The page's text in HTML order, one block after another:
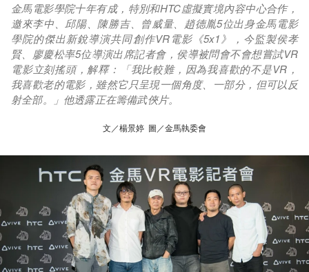
金馬電影學院十年有成，特別和HTC虛擬實境內容中心合作，
邀來李中、邱陽、陳勝吉、曾威量、趙德胤5位出身金馬電影
學院的傑出新銳導演共同創作VR電影《5x1》，今監製侯孝
賢、廖慶松率5位導演出席記者會，侯導被問會不會想嘗試VR
電影立刻搖頭，解釋：「我比較難，因為我喜歡的不是VR，
我喜歡老的電影，雖然它只呈現一個角度、一部分，但可以反
射全部。」他透露正在籌備武俠片。
文／楊景婷 圖／金馬執委會